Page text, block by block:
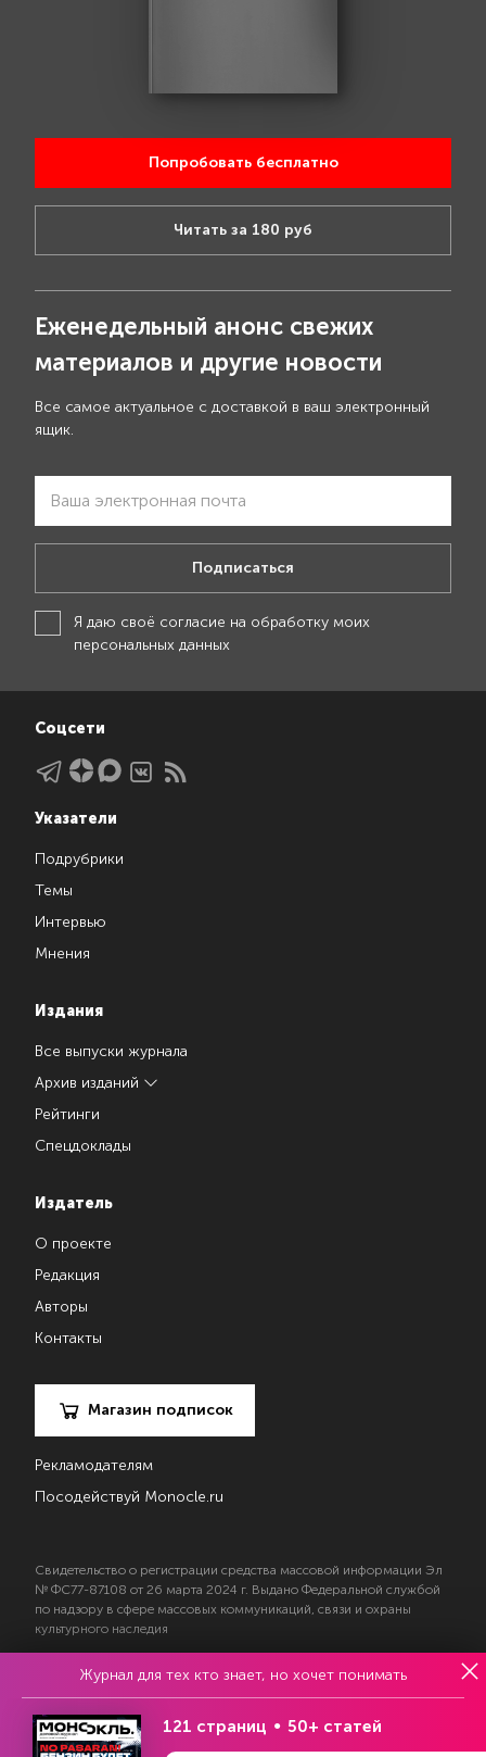
Попробовать бесплатно
Читать за 180 руб
Еженедельный анонс свежих
материалов и другие новости
Все самое актуальное с доставкой в ваш электронный
ящик.
Подписаться
Я даю своё согласие на обработку моих
персональных данных
Соцсети
Указатели
Подрубрики
Темы
Интервью
Мнения
Издания
Все выпуски журнала
Архив изданий
Рейтинги
Спецдоклады
Издатель
О проекте
Редакция
Авторы
Контакты
Магазин подписок
Рекламодателям
Посодействуй Monocle.ru
Свидетельство о регистрации средства массовой информации Эл
№ ФС77-87108 от 26 марта 2024 г. Выдано Федеральной службой
по надзору в сфере массовых коммуникаций, связи и охраны
культурного наследия
© 2017—2026 АНО «Творческий коллектив Эксперт»
Политика конфиденциальности
Условия использования материалов
Журнал для тех кто знает, но хочет понимать
121 страниц 50+ статей